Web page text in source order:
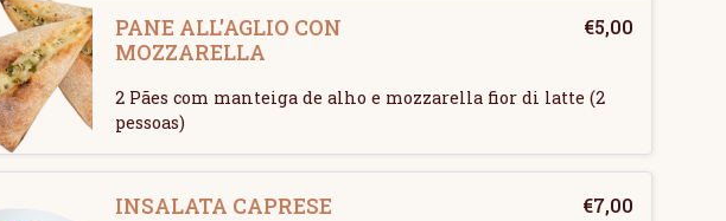
PANE ALL'AGLIO CON
MOZZARELLA
€5,00
2 Pães com manteiga de alho e mozzarella fior di latte (2
pessoas)
INSALATA CAPRESE €7,00